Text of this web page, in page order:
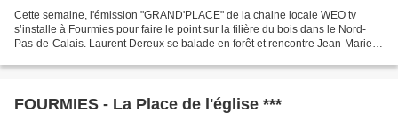
Cette semaine, l'émission "GRAND'PLACE" de la chaine locale WEO tv
s’installe à Fourmies pour faire le point sur la filière du bois dans le Nord-
Pas-de-Calais. Laurent Dereux se balade en forêt et rencontre Jean-Marie
FOURMIES - La Place de l'église ***